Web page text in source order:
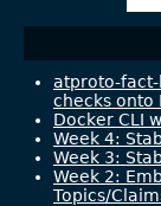
atproto-
checks onto
Docker CLI
Week 4:
Week 3:
Week 2:
Topics/